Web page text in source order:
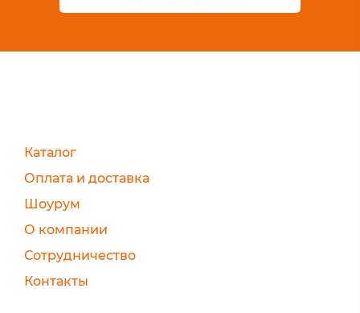
Каталог
Оплата и доставка
Шоурум
О компании
Сотрудничество
Контакты